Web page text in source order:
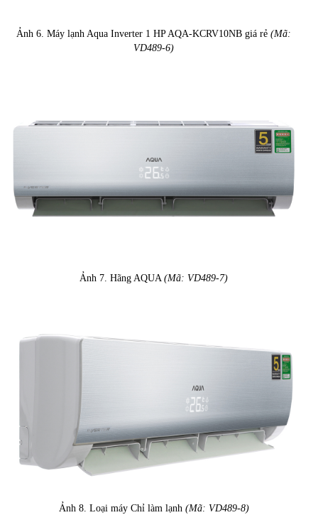
Ảnh 6. Máy lạnh Aqua Inverter 1 HP AQA-KCRV10NB giá rẻ (Mã:
VD489-6)
Ảnh 7. Hãng AQUA (Mã: VD489-7)
Ảnh 8. Loại máy Chỉ làm lạnh (Mã: VD489-8)